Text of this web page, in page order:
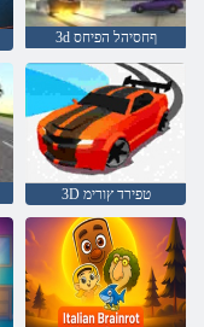
3d ףחסיהל הפיחס
3D טפירד ץורימ